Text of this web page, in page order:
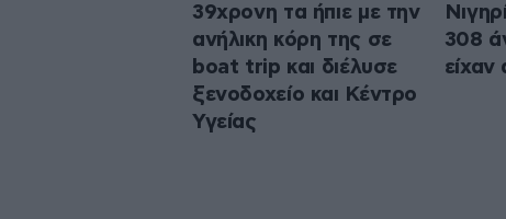
39χρονη τα ήπιε με την
ανήλικη κόρη της σε
boat trip και διέλυσε
ξενοδοχείο και Κέντρο
Υγείας
308
είχαν